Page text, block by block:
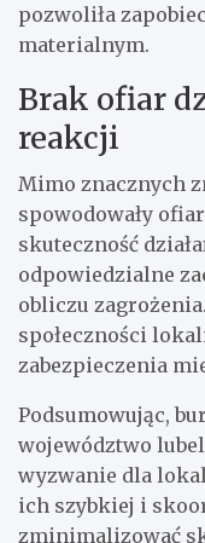
pozwoliła
materialnym.
Brak ofiar
reakcji
Mimo znacznych
spowodowały
skuteczność
odpowiedzialne
obliczu
społeczności
zabezpieczenia
Podsumowując,
województwo
wyzwanie dla
ich szybkiej i
zminimalizować